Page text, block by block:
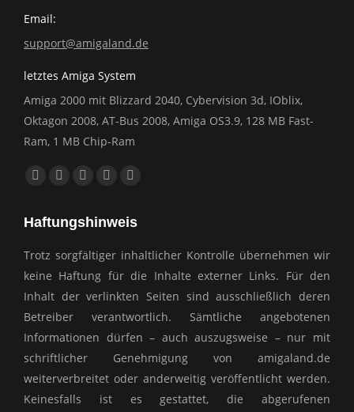
Email:
support@amigaland.de
letztes Amiga System
Amiga 2000 mit Blizzard 2040, Cybervision 3d, IOblix,
Oktagon 2008, AT-Bus 2008, Amiga OS3.9, 128 MB Fast-
Ram, 1 MB Chip-Ram
Finden Sie uns auf:
Facebook
opens
YouTube
opens
new
window
E-
page
new
Website
opens
Whatsapp
opens
Haftungshinweis
Trotz sorgfältiger inhaltlicher Kontrolle übernehmen wir
keine Haftung für die Inhalte externer Links. Für den
Inhalt der verlinkten Seiten sind ausschließlich deren
Betreiber verantwortlich. Sämtliche angebotenen
Informationen dürfen – auch auszugsweise – nur mit
schriftlicher Genehmigung von amigaland.de
weiterverbreitet oder anderweitig veröffentlicht werden.
Keinesfalls ist es gestattet, die abgerufenen